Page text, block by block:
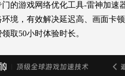
的游戏网络优化工具-雷神加
境，有效解决延迟高、画面卡
领取50小时体验时长。